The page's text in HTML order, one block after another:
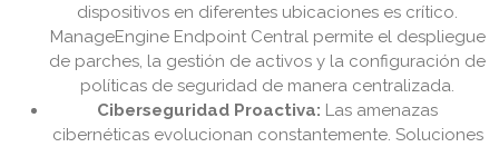
dispositivos en diferentes ubicaciones es crítico.
ManageEngine Endpoint Central permite el despliegue
de parches, la gestión de activos y la configuración de
políticas de seguridad de manera centralizada.
Ciberseguridad Proactiva: Las amenazas
cibernéticas evolucionan constantemente. Soluciones